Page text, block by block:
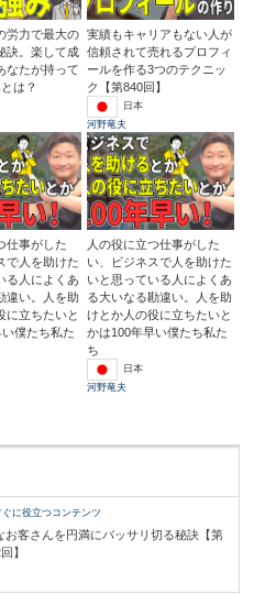
労力で最大の
訣。楽して成
なたが持って
は？
実績もキャリアもない人が
信頼されて売れるプロフィ
ールを作る3つのテクニッ
ク【第840回】
日本
河野竜夫
仕事がした
で人を助けた
る人によくあ
違い。人を助
に立ちたいと
僕たち私た
人の役に立つ仕事がした
い、ビジネスで人を助けた
いと思っている人によくあ
る大いなる勘違い。人を助
けとか人の役に立ちたいと
かは100年早い僕たち私た
ち
日本
河野竜夫
ぐに役立つコンテンツ
お客さんを円満にバッサリ切る秘訣【第
】